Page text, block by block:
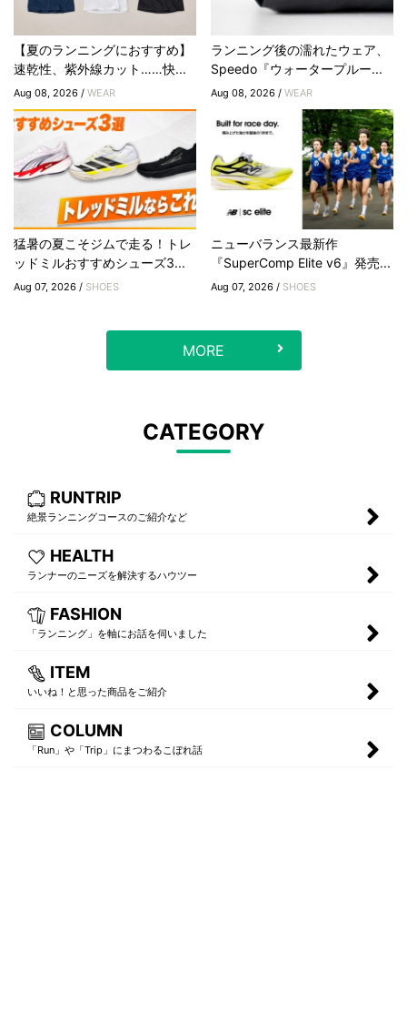
【夏のランニングにおすすめ】
速乾性、紫外線カット……快...
Aug 08, 2026 / WEAR
ランニング後の濡れたウェア、
Speedo『ウォータープルー...
Aug 08, 2026 /WEAR
猛暑の夏こそジムで走る！トレ
ッドミルおすすめシューズ3...
Aug 07, 2026 / SHOES
ニューバランス最新作
『SuperComp Elite v6』発売...
Aug 07, 2026 / SHOES
MORE
CATEGORY
RUNTRIP
絶景ランニングコースのご紹介など
HEALTH
ランナーのニーズを解決するハウツー
FASHION
「ランニング」を軸にお話を伺いました
ITEM
いいね！と思った商品をご紹介
COLUMN
「Run」や「Trip」にまつわるこぼれ話